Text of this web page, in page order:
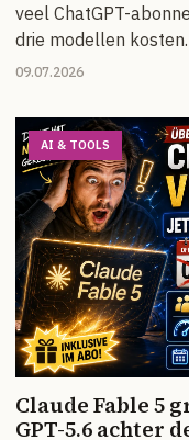
veel ChatGPT-
drie modellen kosten.
09.07.2026
AI & TOOLS
Claude Fable 5
GPT-5.6 achter